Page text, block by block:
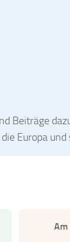
Beiträge
Europa